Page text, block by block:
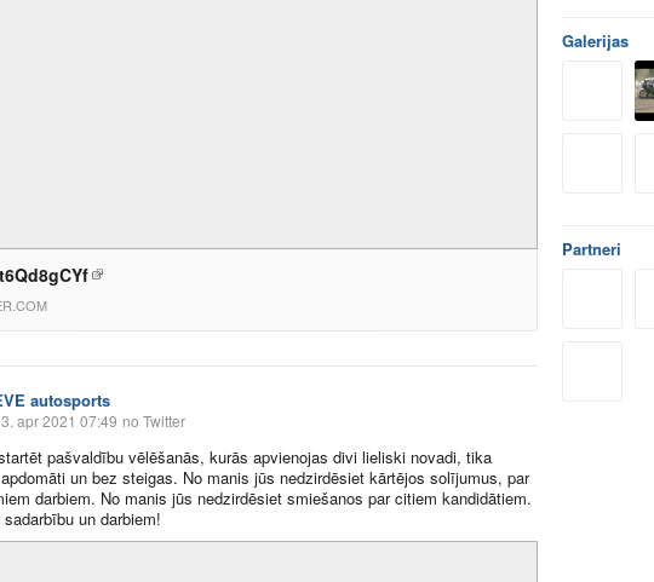
autosports
apr 2021 07:49 no Twitter
pašvaldību vēlēšanās, kurās apvienojas divi lieliski novadi, tika
un bez steigas. No manis jūs nedzirdēsiet kārtējos solījumus, par
darbiem. No manis jūs nedzirdēsiet smiešanos par citiem kandidātiem.
un darbiem!
Galerijas
Partneri